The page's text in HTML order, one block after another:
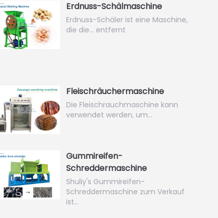
Erdnuss-Schälmaschine
Erdnuss-Schäler ist eine Maschine,
die die… entfernt
Fleischräuchermaschine
Die Fleischrauchmaschine kann
verwendet werden, um…
Gummireifen-
Schreddermaschine
Shuliy's Gummireifen-
Schreddermaschine zum Verkauf
ist…